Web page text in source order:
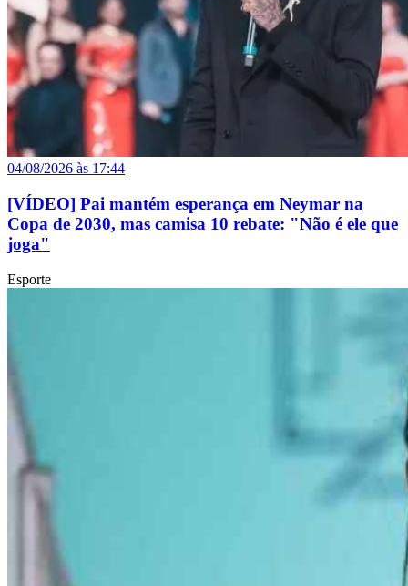
04/08/2026 às 17:44
[VÍDEO] Pai mantém esperança em Neymar na
Copa de 2030, mas camisa 10 rebate: "Não é ele que
joga"
Esporte